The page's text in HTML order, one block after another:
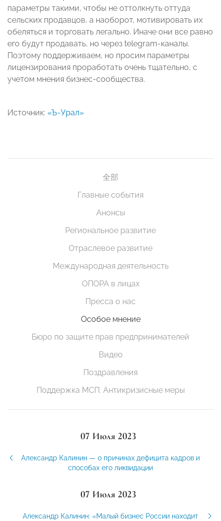
параметры такими, чтобы не оттолкнуть оттуда
сельских продавцов, а наоборот, мотивировать их
обеляться и торговать легально. Иначе они все равно
его будут продавать, но через telegram-каналы.
Поэтому поддерживаем, но просим параметры
лицензирования проработать очень тщательно, с
учетом мнения бизнес-сообщества.
Источник: «Ъ-Урал»
全部
Главные события
Анонсы
Региональное развитие
Отраслевое развитие
Международная деятельность
ОПОРА в лицах
Пресса о нас
Особое мнение
Бюро по защите прав предпринимателей
Видео
Поздравления
Поддержка МСП. Антикризисные меры
07 Июля 2023
Александр Калинин — о причинах дефицита кадров и
способах его ликвидации
07 Июля 2023
Александр Калинин: «Малый бизнес России находит